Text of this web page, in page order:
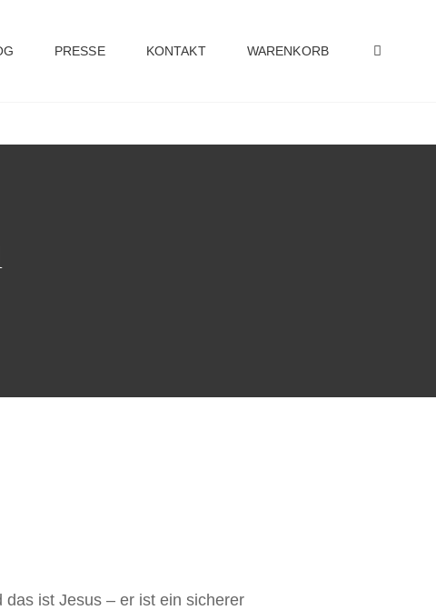
PRESSE KONTAKT WARENKORB
ist Jesus – er ist ein sicherer